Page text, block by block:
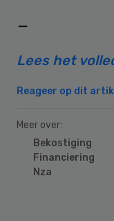
—
Lees het
Reageer op dit
Meer over:
Bekostiging
Financiering
Nza